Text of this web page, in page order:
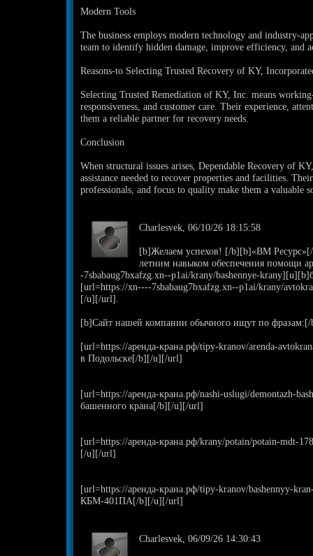
Modern Tools
The business employs modern technology and industry-
team to identify hidden damage, improve efficiency, and
Reasons-to Selecting Trusted Recovery of KY,
Selecting Trusted Remediation of KY, Inc. means
responsiveness, and customer care. Their experience,
them a reliable partner for recovery needs.
Conclusion
When structural issues arises, Dependable Recovery of
assistance needed to recover properties and facilities.
professionals, and focus to quality make them a valuable
Charlesvek, 06/10/26 18:15:58
[b]Желаем успехов! [/b][b]«ВМ
летним навыком обеспечения помощи
-7sbabaug7bxafzg.xn--p1ai/krany/bashennye-
[url=https://xn----7sbabaug7bxafzg.xn--p1ai/krany/
[/u][/url].
[b]Сайт нашей компании обычного ищут по
[url=https://аренда-крана.рф/tipy-kranov/arenda-
в Подольске[/b][/u][/url]
[url=https://аренда-крана.рф/nashi-uslugi/demontazh-
башенного крана[/b][/u][/url]
[url=https://аренда-крана.рф/krany/potain/potain-mdt-
[/u][/url]
[url=https://аренда-крана.рф/tipy-kranov/bashennyy-
КБМ-401ПА[/b][/u][/url]
Charlesvek, 06/09/26 14:30:43